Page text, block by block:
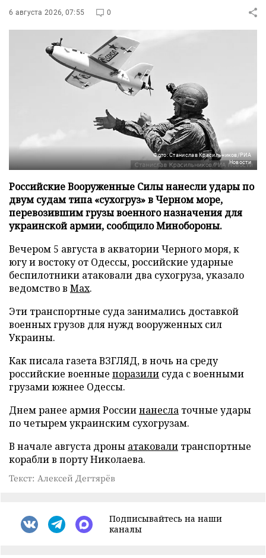
6 августа 2026, 07:55 0
Фото: Станислав Красильников/РИА
Новости
Российские Вооруженные Силы нанесли удары по
двум судам типа «сухогруз» в Черном море,
перевозившим грузы военного назначения для
украинской армии, сообщило Минобороны.
Вечером 5 августа в акватории Черного моря, к
югу и востоку от Одессы, российские ударные
беспилотники атаковали два сухогруза, указало
ведомство в Max.
Эти транспортные суда занимались доставкой
военных грузов для нужд вооруженных сил
Украины.
Как писала газета ВЗГЛЯД, в ночь на среду
российские военные поразили суда с военными
грузами южнее Одессы.
Днем ранее армия Россиинанесла точные удары
по четырем украинским сухогрузам.
В начале августа дроны атаковали транспортные
корабли в порту Николаева.
Текст: Алексей Дегтярёв
Подписывайтесь на наши
каналы